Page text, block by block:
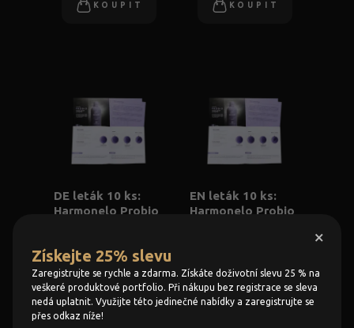
×
Získejte 25% slevu
Zaregistrujte se rychle a zdarma. Získáte doživotní slevu 25 % na
veškeré produktové portfolio. Při nákupu bez registrace se sleva
nedá uplatnit. Využijte této jedinečné nabídky a zaregistrujte se
přes odkaz níže!
KOUPIT KOUPIT
DE leták 10 ks:
Harmonelo Probio
69 Kč
KOUPIT
EN leták 10 ks:
Harmonelo Probio
KOUPIT